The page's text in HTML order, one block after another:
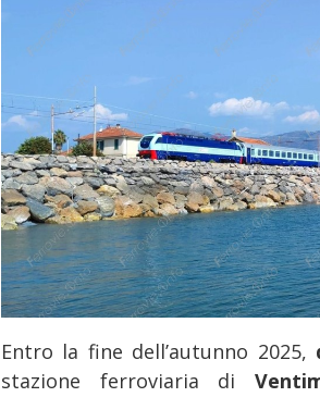
Entro la fine dell’autunno 2025,
stazione ferroviaria di